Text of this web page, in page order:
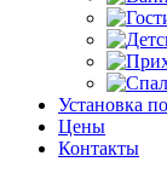
Установка
Цены
Контакты